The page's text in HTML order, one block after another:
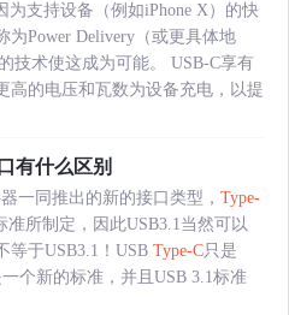
为支持设备（例如iPhone X）的快
Power Delivery（或更具体地
技术使这成为可能。 USB-C享有
高的电压和瓦数为设备充电，以提
有什么区别
一同推出的新的接口类型， Type-
准所制定，因此USB3.1当然可以
等于USB3.1！USB Type-C只是
个新的标准，并且USB 3.1标准